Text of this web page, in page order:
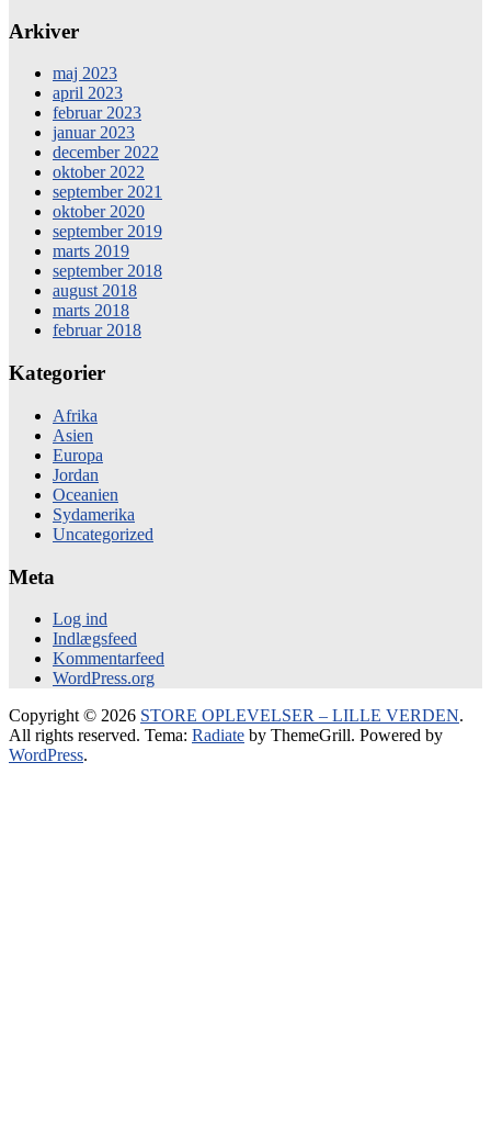
Arkiver
maj 2023
april 2023
februar 2023
januar 2023
december 2022
oktober 2022
september 2021
oktober 2020
september 2019
marts 2019
september 2018
august 2018
marts 2018
februar 2018
Kategorier
Afrika
Asien
Europa
Jordan
Oceanien
Sydamerika
Uncategorized
Meta
Log ind
Indlægsfeed
Kommentarfeed
WordPress.org
Copyright © 2026 STORE OPLEVELSER – LILLE VERDEN.
All rights reserved. Tema: Radiate by ThemeGrill. Powered by
WordPress.